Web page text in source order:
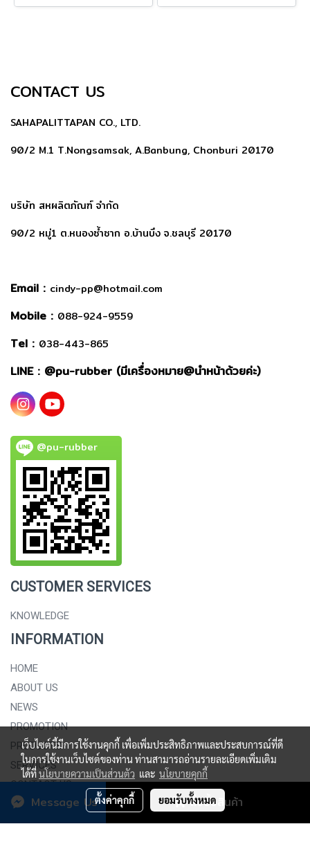
สั่งซื้อสินค้า
Message Us
CONTACT US
SAHAPALITTAPAN CO., LTD.
90/2 M.1 T.Nongsamsak, A.Banbung, Chonburi 20170
บริษัท สหผลิตภัณฑ์ จำกัด
90/2 หมู่1 ต.หนองซ้ำซาก อ.บ้านบึง จ.ชลบุรี 20170
Email : cindy-pp@hotmail.com
Mobile : 088-924-9559
Tel : 038-443-865
LINE : @pu-rubber (มีเครื่องหมาย@นำหน้าด้วยค่ะ)
@pu-rubber
CUSTOMER SERVICES
KNOWLEDGE
INFORMATION
HOME
ABOUT US
NEWS
PROMOTION
PRODUCTS
SERVICES
CONTACT US
เว็บไซต์นี้มีการใช้งานคุกกี้ เพื่อเพิ่มประสิทธิภาพและประสบการณ์ที่ดี
ในการใช้งานเว็บไซต์ของท่าน ท่านสามารถอ่านรายละเอียดเพิ่มเติม
ได้ที่นโยบายความเป็นส่วนตัว และ นโยบายคุกกี้
ตั้งค่าคุกกี้ ยอมรับทั้งหมด